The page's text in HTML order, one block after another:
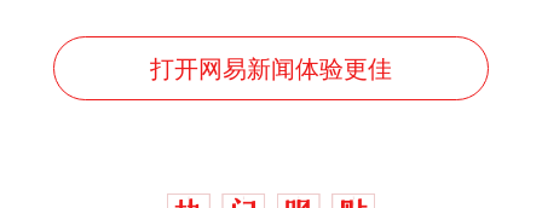
打开网易新闻体验更佳